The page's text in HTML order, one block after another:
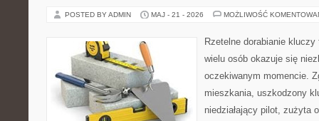
POSTED BY ADMIN MAJ - 21 - 2026 MOŻLIWOŚĆ
Rzetelne dorabianie
wielu osób okazuje się
oczekiwanym momencie.
mieszkania, uszkodzony
niedziałający pilot, zużyta